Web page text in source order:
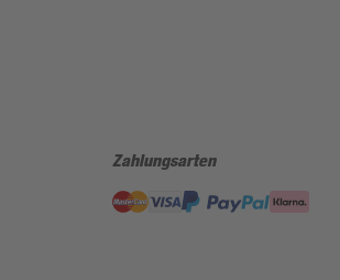
Zahlungsarten